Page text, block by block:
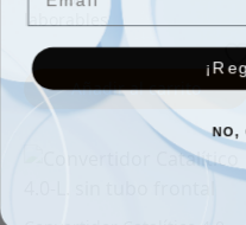
Añadir al carrito
NO,